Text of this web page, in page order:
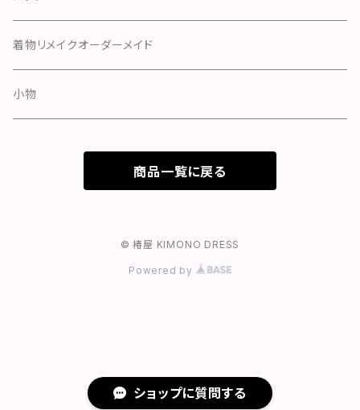
ショップに質問する
ドレス
パンツ
カーディガン
キャスケット
ベレー
着物リメイクオーダーメイド
小物
商品一覧に戻る
© 椿屋 KIMONO DRESS
Powered by